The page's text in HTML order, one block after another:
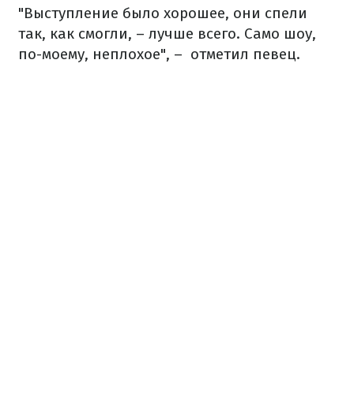
"Выступление было хорошее, они спели
так, как смогли, – лучше всего. Само шоу,
по-моему, неплохое", – отметил певец.